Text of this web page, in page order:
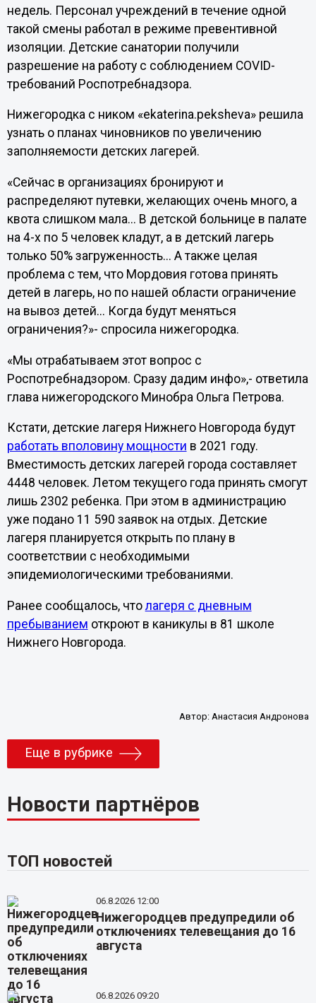
недель. Персонал учреждений в течение одной
такой смены работал в режиме превентивной
изоляции. Детские санатории получили
разрешение на работу с соблюдением COVID-
требований Роспотребнадзора.
Нижегородка с ником «ekaterina.peksheva» решила
узнать о планах чиновников по увеличению
заполняемости детских лагерей.
«Сейчас в организациях бронируют и
распределяют путевки, желающих очень много, а
квота слишком мала... В детской больнице в палате
на 4-х по 5 человек кладут, а в детский лагерь
только 50% загруженность... А также целая
проблема с тем, что Мордовия готова принять
детей в лагерь, но по нашей области ограничение
на вывоз детей... Когда будут меняться
ограничения?»- спросила нижегородка.
«Мы отрабатываем этот вопрос с
Роспотребнадзором. Сразу дадим инфо»,- ответила
глава нижегородского Минобра Ольга Петрова.
Кстати, детские лагеря Нижнего Новгорода будут
работать вполовину мощности в 2021 году.
Вместимость детских лагерей города составляет
4448 человек. Летом текущего года принять смогут
лишь 2302 ребенка. При этом в администрацию
уже подано 11 590 заявок на отдых. Детские
лагеря планируется открыть по плану в
соответствии с необходимыми
эпидемиологическими требованиями.
Ранее сообщалось, что лагеря с дневным
пребыванием откроют в каникулы в 81 школе
Нижнего Новгорода.
Автор:Анастасия Андронова
Еще в рубрике
Новости партнёров
ТОП новостей
06.8.2026 12:00
Нижегородцев предупредили об
отключениях телевещания до 16
августа
06.8.2026 09:20